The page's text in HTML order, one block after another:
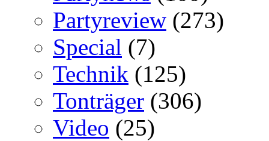
Partyreview (273)
Special (7)
Technik (125)
Tonträger (306)
Video (25)